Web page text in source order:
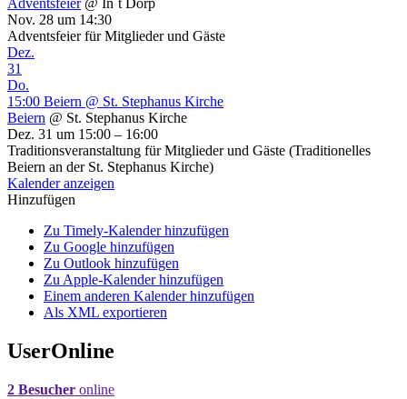
Adventsfeier @ In`t Dörp
Nov. 28 um 14:30
Adventsfeier für Mitglieder und Gäste
Dez.
31
Do.
15:00 Beiern @ St. Stephanus Kirche
Beiern @ St. Stephanus Kirche
Dez. 31 um 15:00 – 16:00
Traditionsveranstaltung für Mitglieder und Gäste (Traditionelles
Beiern an der St. Stephanus Kirche)
Kalender anzeigen
Hinzufügen
Zu Timely-Kalender hinzufügen
Zu Google hinzufügen
Zu Outlook hinzufügen
Zu Apple-Kalender hinzufügen
Einem anderen Kalender hinzufügen
Als XML exportieren
UserOnline
2 Besucher online